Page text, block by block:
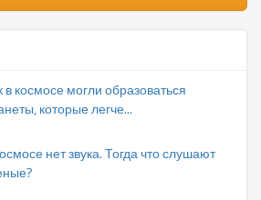
в космосе могли образоваться
которые легче...
нет звука. Тогда что слушают